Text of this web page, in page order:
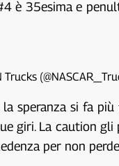
35esima e
Trucks
speranza si fa
giri. La caution
per non